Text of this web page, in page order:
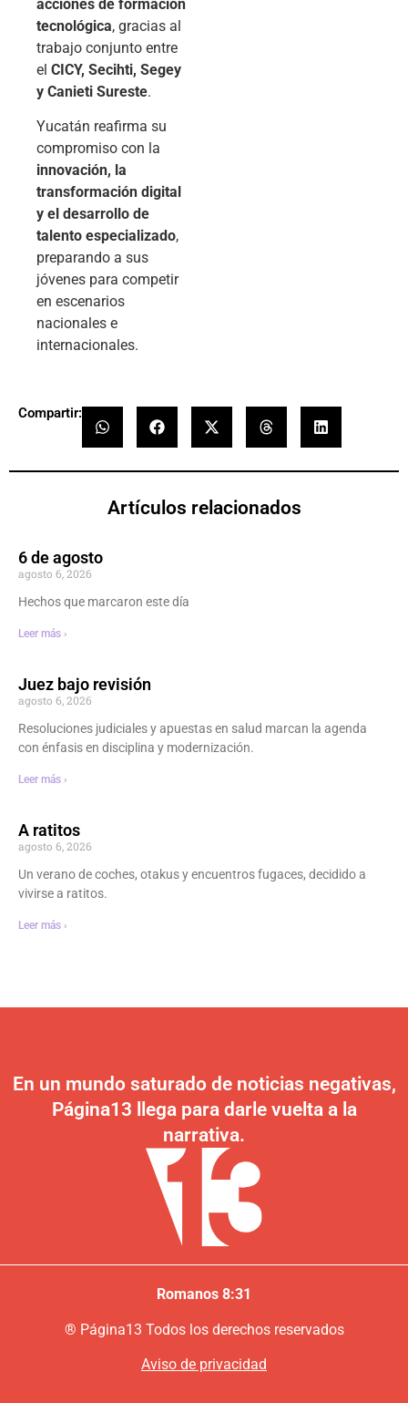
acciones de formación
tecnológica, gracias al
trabajo conjunto entre
el CICY, Secihti, Segey
y Canieti Sureste.
Yucatán reafirma su
compromiso con la
innovación, la
transformación digital
y el desarrollo de
talento especializado,
preparando a sus
jóvenes para competir
en escenarios
nacionales e
internacionales.
Compartir:
Artículos relacionados
6 de agosto
agosto 6, 2026
Hechos que marcaron este día
Leer más ›
Juez bajo revisión
agosto 6, 2026
Resoluciones judiciales y apuestas en salud marcan la agenda
con énfasis en disciplina y modernización.
Leer más ›
A ratitos
agosto 6, 2026
Un verano de coches, otakus y encuentros fugaces, decidido a
vivirse a ratitos.
Leer más ›
En un mundo saturado de noticias negativas,
Página13 llega para darle vuelta a la
narrativa.
Romanos 8:31
® Página13 Todos los derechos reservados
Aviso de privacidad